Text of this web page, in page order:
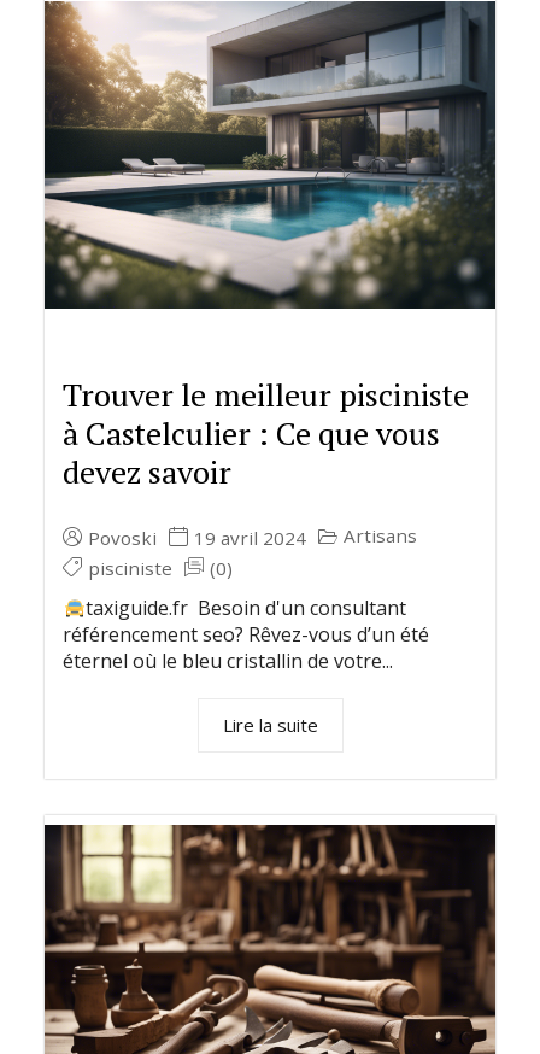
Trouver le meilleur pisciniste
à Castelculier : Ce que vous
devez savoir
Povoski 19 avril 2024
Artisans
pisciniste
(0)
taxiguide.fr Besoin d'un consultant
référencement seo? Rêvez-vous d’un été
éternel où le bleu cristallin de votre...
Lire la suite